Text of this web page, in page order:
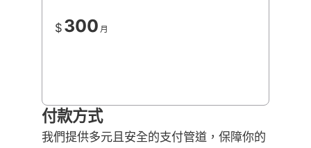
$ 300 月
付款方式
我們提供多元且安全的支付管道，保障你的